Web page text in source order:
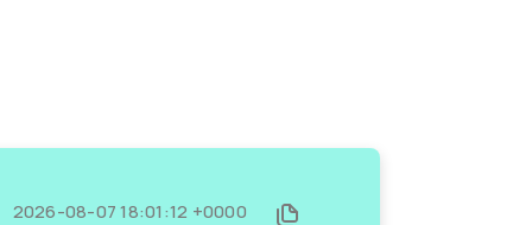
2026-08-07 18:01:12 +0000